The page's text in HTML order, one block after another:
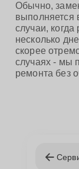
Обычно,
выполняется
случаи,
несколько
скорее
случаях - мы
ремонта без